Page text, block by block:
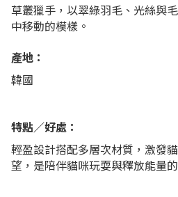
草叢獵手，以翠綠羽毛、光絲與
中移動的模樣。
產地：
韓國
特點／好處：
輕盈設計搭配多層次材質，激發
望，是陪伴貓咪玩耍與釋放能量